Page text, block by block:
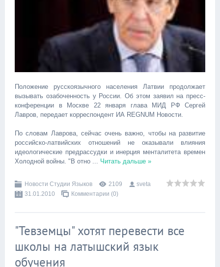
Положение русскоязычного населения Латвии продолжает
вызывать озабоченность у России. Об этом заявил на пресс-
конференции в Москве 22 января глава МИД РФ Сергей
Лавров, передает корреспондент ИА REGNUM Новости.
По словам Лаврова, сейчас очень важно, чтобы на развитие
российско-латвийских отношений не оказывали влияния
идеологические предрассудки и инерция менталитета времен
Холодной войны. "В отно
Читать дальше »
Новости Студии Языков 2109
sveta
31.01.2010
Комментарии (0)
"Тевземцы" хотят перевести все
школы на латышский язык
обучения